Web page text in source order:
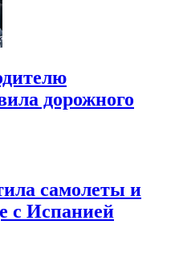
дорожного
самолеты и
с Испанией